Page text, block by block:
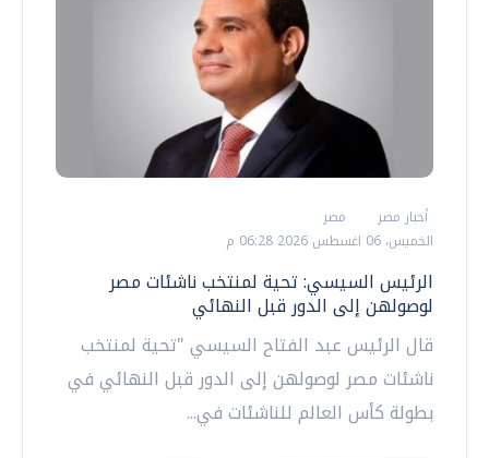
أخبار مصر
مصر
الخميس، 06 اغسطس 2026 06:28 م
الرئيس السيسي: تحية لمنتخب ناشئات مصر
لوصولهن إلى الدور قبل النهائي
قال الرئيس عبد الفتاح السيسي "تحية لمنتخب
ناشئات مصر لوصولهن إلى الدور قبل النهائي في
بطولة كأس العالم للناشئات في...